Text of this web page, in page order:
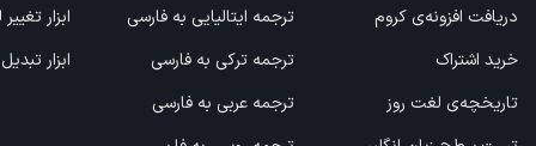
دریافت افزونه‌ی کروم
خرید اشتراک
تاریخچه‌ی لغت روز
ترجمه ایتالیایی به فارسی
ترجمه ترکی به فارسی
ترجمه عربی به فارسی
ابزار
ابزار